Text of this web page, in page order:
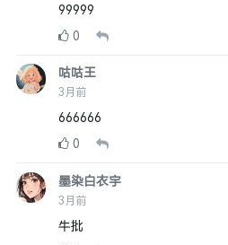
99999
0
咕咕王
3月前
666666
0
墨染白衣宇
3月前
牛批